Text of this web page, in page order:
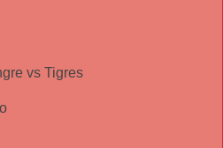
vs Tigres